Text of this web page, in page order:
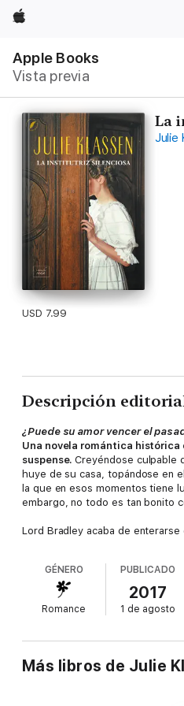
Apple
Apple Books
Vista previa
local
Abrir
La
Julie
USD 7.99
Descripción
¿Puede su amor vencer el
Una novela romántica histórica
suspense.Creyéndose culpable
huye de su casa, topándose en
la que en esos momentos tiene
embargo, no todo es tan bonito
Lord Bradley acaba de
oídos del cual hayan llegado las
lleva una sorpresa mayúscula
sino una mujer, o lo que queda
el cuello. Temiendo que pueda
secretos que tanto Olivia como
luz, ¿conseguirán que su amor
ambos arrastran?
GÉNERO
Romance
PUBLICADO
2017
1 de agosto
Más libros de Julie